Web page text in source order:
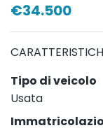
€34.500
Tipo di veicolo
Usata